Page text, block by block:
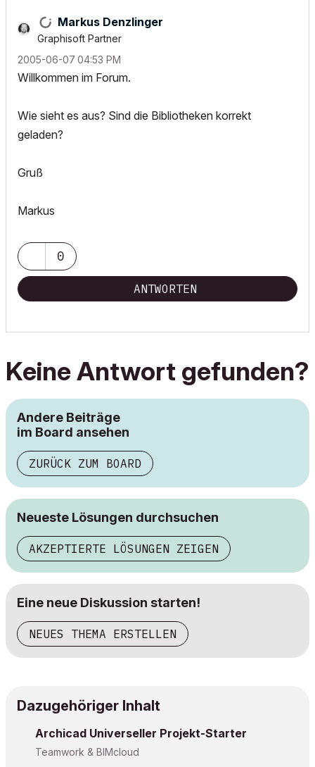
Markus Denzlinger
Graphisoft Partner
‎2005-06-07 04:53 PM
Willkommen im Forum.
Wie sieht es aus? Sind die Bibliotheken korrekt
geladen?
Gruß
Markus
0
ANTWORTEN
Keine Antwort gefunden?
Andere Beiträge
im Board ansehen
ZURÜCK ZUM BOARD
Neueste Lösungen durchsuchen
AKZEPTIERTE LÖSUNGEN ZEIGEN
Eine neue Diskussion starten!
NEUES THEMA ERSTELLEN
Dazugehöriger Inhalt
Archicad Universeller Projekt-Starter
Teamwork & BIMcloud